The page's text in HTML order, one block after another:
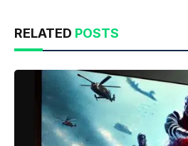
RELATED POSTS